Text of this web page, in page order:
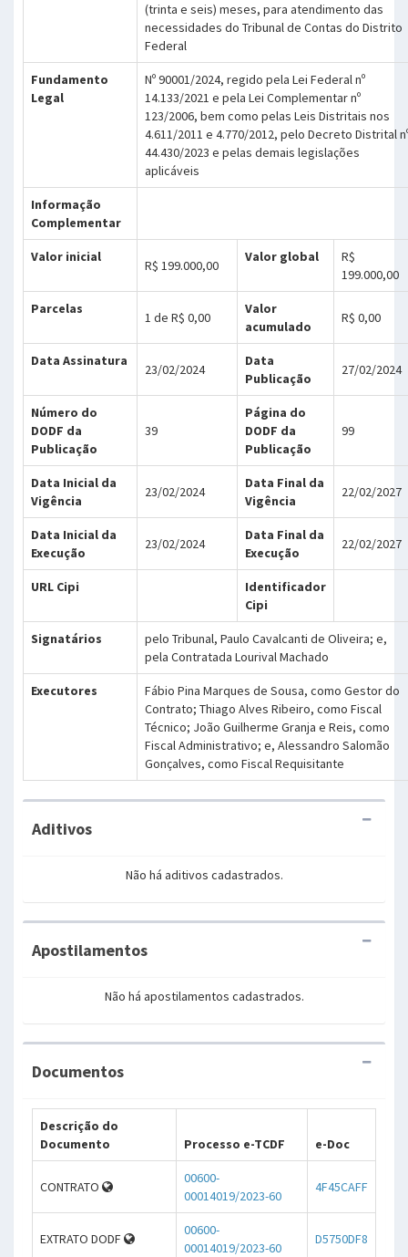
(trinta e seis) meses, para atendimento das
necessidades do Tribunal de Contas do Distrito
Federal
Fundamento
Legal
Nº 90001/2024, regido pela Lei Federal nº
14.133/2021 e pela Lei Complementar nº
123/2006, bem como pelas Leis Distritais nos
4.611/2011 e 4.770/2012, pelo Decreto Distrital
44.430/2023 e pelas demais legislações
aplicáveis
Informação
Complementar
Valor inicial
R$ 199.000,00
Valor global
R$
199.000,00
Parcelas
1 de R$ 0,00
Valor
acumulado
R$ 0,00
Data Assinatura
23/02/2024
Data
Publicação
27/02/2024
Número do
DODF da
Publicação
39
Página do
DODF da
Publicação
99
Data Inicial da
Vigência
23/02/2024
Data Final da
Vigência
22/02/2027
Data Inicial da
Execução
23/02/2024
Data Final da
Execução
22/02/2027
URL Cipi
Identificador
Cipi
Signatários
pelo Tribunal, Paulo Cavalcanti de Oliveira; e,
pela Contratada Lourival Machado
Executores
Fábio Pina Marques de Sousa, como Gestor do
Contrato; Thiago Alves Ribeiro, como Fiscal
Técnico; João Guilherme Granja e Reis, como
Fiscal Administrativo; e, Alessandro Salomão
Gonçalves, como Fiscal Requisitante
Aditivos
Não há aditivos cadastrados.
Apostilamentos
Não há apostilamentos cadastrados.
Documentos
Descrição do
Documento
Processo e-TCDF e-Doc
CONTRATO
00600-
00014019/2023-60
4F45CAFF
EXTRATO DODF
00600-
00014019/2023-60
D5750DF8